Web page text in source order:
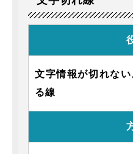
文字情報が切れな
る線